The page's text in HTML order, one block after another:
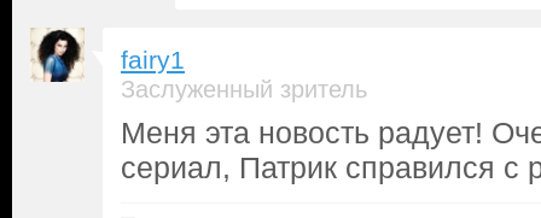
fairy1
Заслуженный зритель
Меня эта новость радует!
сериал, Патрик справился с